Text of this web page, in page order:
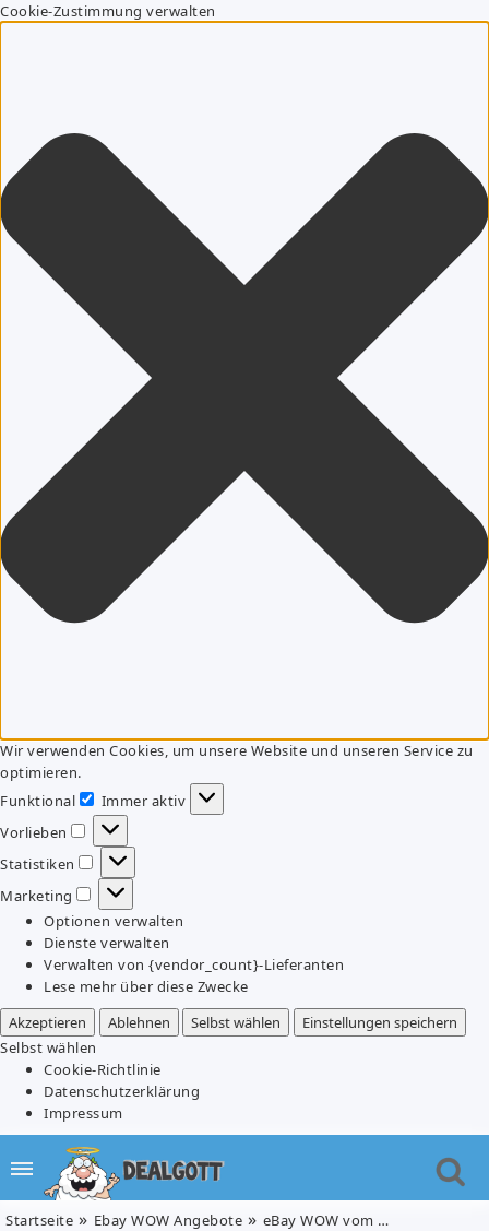
Cookie-Zustimmung verwalten
Wir verwenden Cookies, um unsere Website und unseren Service zu
optimieren.
Funktional
Funktional
Immer aktiv
Vorlieben
Vorlieben
Statistiken
Statistiken
Marketing
Marketing
Optionen verwalten
Dienste verwalten
Verwalten von {vendor_count}-Lieferanten
Lese mehr über diese Zwecke
Akzeptieren
Ablehnen Selbst wählen
Einstellungen speichern
Selbst wählen
Cookie-Richtlinie
Datenschutzerklärung
Impressum
Startseite Ebay WOW Angebote eBay WOW vom 30.04.2010